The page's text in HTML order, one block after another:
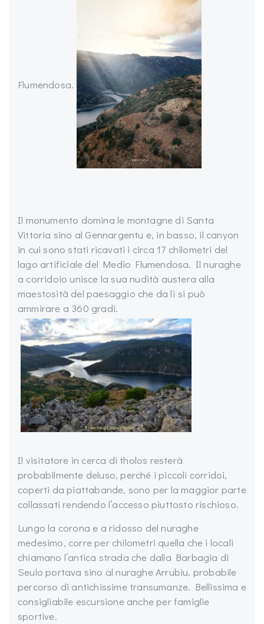
Flumendosa.
Il monumento domina le montagne di Santa
Vittoria sino al Gennargentu e, in basso, il canyon
in cui sono stati ricavati i circa 17 chilometri del
lago artificiale del Medio Flumendosa. Il nuraghe
a corridoio unisce la sua nudità austera alla
maestosità del paesaggio che da lì si può
ammirare a 360 gradi.
Il visitatore in cerca di tholos resterà
probabilmente deluso, perché i piccoli corridoi,
coperti da piattabande, sono per la maggior parte
collassati rendendo l’accesso piuttosto rischioso.
Lungo la corona e a ridosso del nuraghe
medesimo, corre per chilometri quella che i locali
chiamano l’antica strada che dalla Barbagia di
Seulo portava sino al nuraghe Arrubiu, probabile
percorso di antichissime transumanze. Bellissima e
consigliabile escursione anche per famiglie
sportive.